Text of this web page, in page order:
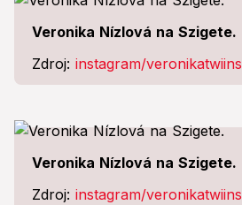
Veronika Nízlová na Szigete.
Zdroj: instagram/veronikatwiins
Veronika Nízlová na Szigete.
Zdroj: instagram/veronikatwiins